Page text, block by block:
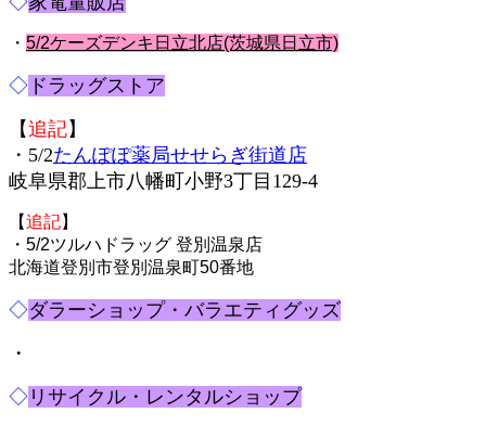
・ 5/2ケーズデンキ日立北店(茨城県日立市)
◇ ドラッグストア
【追記】
・5/2たんぽぽ薬局せせらぎ街道店
岐阜県郡上市八幡町小野3丁目129-4
【追記】
・5/2ツルハドラッグ 登別温泉店
北海道登別市登別温泉町50番地
◇ダラーショップ・バラエティグッズ
・
◇ リサイクル・レンタルショップ